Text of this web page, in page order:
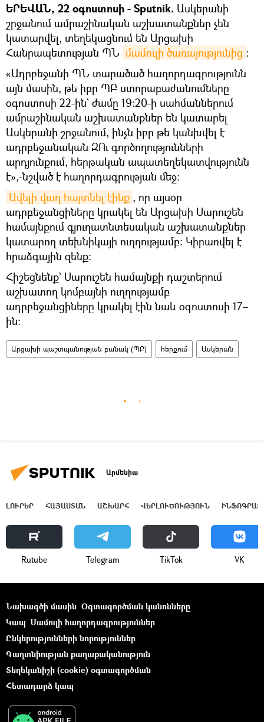
ԵՐԵՎԱՆ, 22 օգոստոսի - Sputnik. Ասկերանի
շրջանում ամրաշինական աշխատանքներ չեն
կատարվել, տեղեկացնում են Արցախի
Հանրապետության ՊՆ մամուլի ծառայությունից ։
«Ադրբեջանի ՊՆ տարածած հաղորդագրությունն
այն մասին, թե իբր ՊԲ ստորաբաժանումները
օգոստոսի 22-ին` ժամը 19:20-ի սահմաններում
ամրաշինական աշխատանքներ են կատարել
Ասկերանի շրջանում, ինչն իբր թե կանխվել է
ադրբեջանական ԶՈւ գործողությունների
արդյունքում, հերթական ապատեղեկատվությունն
է»,-նշված է հաղորդագրության մեջ։
Ավելի վաղ հայտնել էինք , որ այսօր
ադրբեջանցիները կրակել են Արցախի Սարուշեն
համայնքում գյուղատնտեսական աշխատանքներ
կատարող տեխնիկայի ուղղությամբ։ Կիրառվել է
հրաձգային զենք։
Հիշեցնենք` Սարուշեն համայնքի դաշտերում
աշխատող կոմբայնի ուղղությամբ
ադրբեջանցիները կրակել էին նաև օգոստոսի 17–
ին։
Արցախի պաշտպանության բանակ (ՊԲ) հերքում Ասկերան
Արմենիա
ԼՈՒՐԵՐ ՀԱՅԱՍՏԱՆ ԱՇԽԱՐՀ ՎԵՐԼՈՒԾՈՒԹՅՈՒՆ
Rutube Telegram ТikТоk VK
Նախագծի մասին Օգտագործման կանոնները
Կապ Մամուլի հաղորդագրություններ
Ընկերությունների նորություններ
Գաղտնիության քաղաքականություն
Տեղեկանիշի (cookie) օգտագործման
Հետադարձ կապ